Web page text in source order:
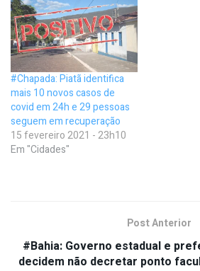
#Chapada: Piatã identifica
mais 10 novos casos de
covid em 24h e 29 pessoas
seguem em recuperação
15 fevereiro 2021 - 23h10
Em "Cidades"
Post Anterior
#Bahia: Governo estadual e
decidem não decretar ponto